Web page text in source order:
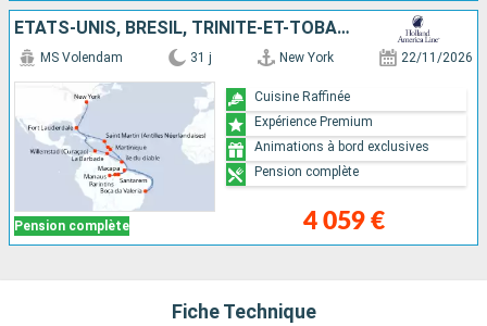
ÉTATS-UNIS, BRÉSIL, TRINITÉ-ET-TOBAGO, MARTINIQUE, FRANCE, BARBADE, CURAÇAO, SAINT-MARTIN
Pension complète
MS Volendam 31 j New York 22/11/2026
4 059 €
Cuisine Raffinée
Expérience Premium
Animations à bord exclusives
Pension complète
Fiche Technique